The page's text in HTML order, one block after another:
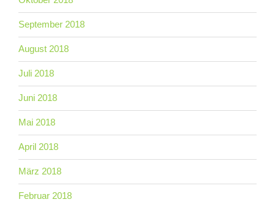
September 2018
August 2018
Juli 2018
Juni 2018
Mai 2018
April 2018
März 2018
Februar 2018